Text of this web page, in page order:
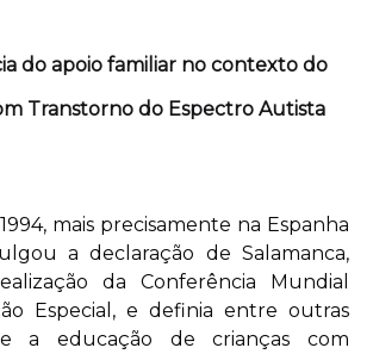
do apoio familiar no contexto do
Transtorno do Espectro Autista
mais precisamente na Espanha
a declaração de Salamanca,
da Conferência Mundial
Especial, e definia entre outras
a educação de crianças com